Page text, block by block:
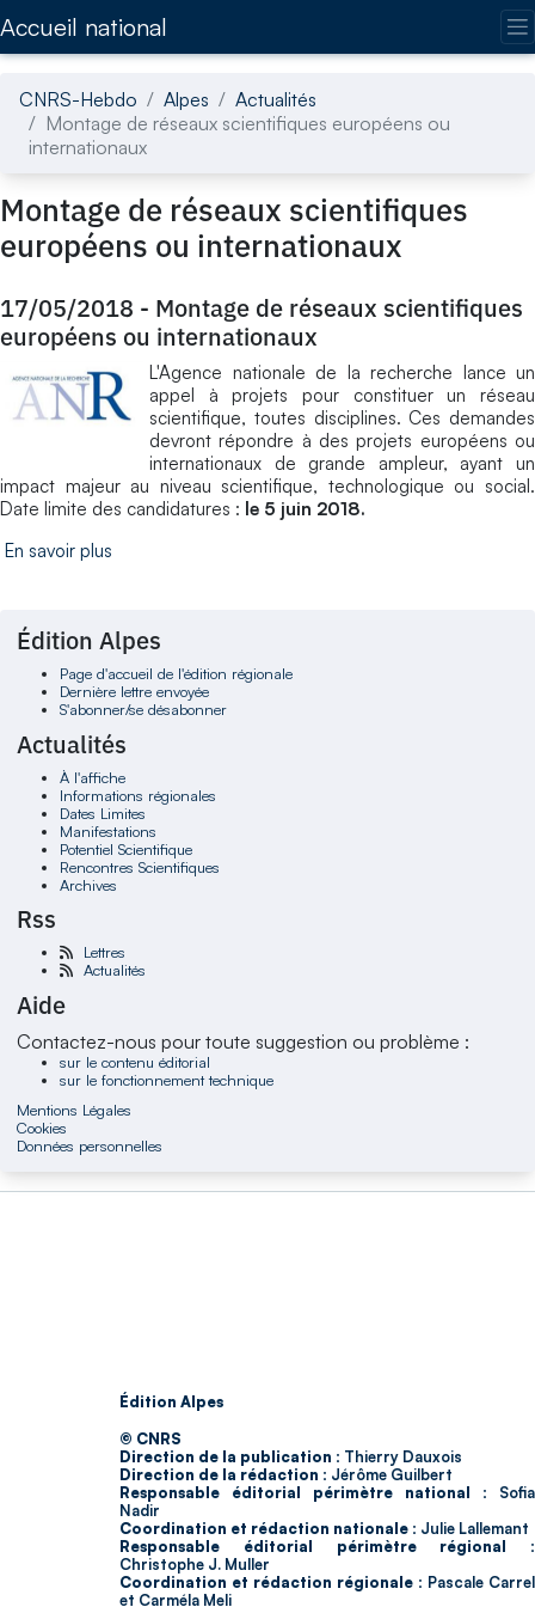
Accueil national
CNRS-Hebdo Alpes
Actualités
Montage de réseaux scientifiques européens ou
internationaux
Montage de réseaux scientifiques
européens ou internationaux
17/05/2018 - Montage de réseaux scientifiques
européens ou internationaux
L'Agence nationale de la recherche lance un
appel à projets pour constituer un réseau
scientifique, toutes disciplines. Ces demandes
devront répondre à des projets européens ou
internationaux de grande ampleur, ayant un
impact majeur au niveau scientifique, technologique ou social.
Date limite des candidatures : le 5 juin 2018.
En savoir plus
Édition Alpes
Page d'accueil de l'édition régionale
Dernière lettre envoyée
S'abonner/se désabonner
Actualités
À l'affiche
Informations régionales
Dates Limites
Manifestations
Potentiel Scientifique
Rencontres Scientifiques
Archives
Rss
Lettres
Actualités
Aide
Contactez-nous pour toute suggestion ou problème :
sur le contenu éditorial
sur le fonctionnement technique
Mentions Légales
Cookies
Données personnelles
Édition Alpes
© CNRS
Direction de la publication : Thierry Dauxois
Direction de la rédaction : Jérôme Guilbert
Responsable éditorial périmètre national : Sofia
Nadir
Coordination et rédaction nationale : Julie Lallemant
Responsable éditorial périmètre régional :
Christophe J. Muller
Coordination et rédaction régionale : Pascale Carrel
et Carméla Meli